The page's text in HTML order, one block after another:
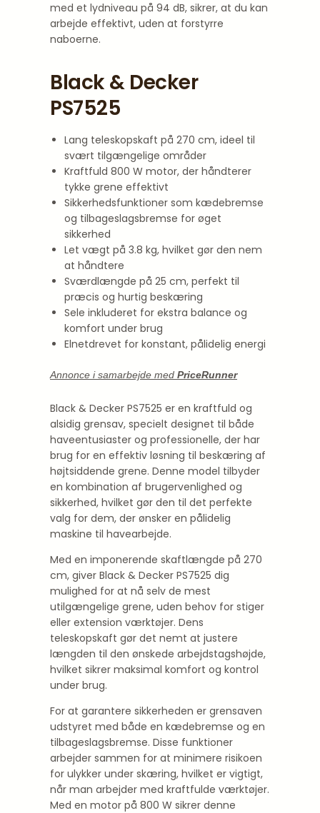
med et lydniveau på 94 dB, sikrer, at du kan
arbejde effektivt, uden at forstyrre
naboerne.
Black & Decker
PS7525
Lang teleskopskaft på 270 cm, ideel til
svært tilgængelige områder
Kraftfuld 800 W motor, der håndterer
tykke grene effektivt
Sikkerhedsfunktioner som kædebremse
og tilbageslagsbremse for øget
sikkerhed
Let vægt på 3.8 kg, hvilket gør den nem
at håndtere
Sværdlængde på 25 cm, perfekt til
præcis og hurtig beskæring
Sele inkluderet for ekstra balance og
komfort under brug
Elnetdrevet for konstant, pålidelig energi
Annonce i samarbejde med PriceRunner
Black & Decker PS7525 er en kraftfuld og
alsidig grensav, specielt designet til både
haveentusiaster og professionelle, der har
brug for en effektiv løsning til beskæring af
højtsiddende grene. Denne model tilbyder
en kombination af brugervenlighed og
sikkerhed, hvilket gør den til det perfekte
valg for dem, der ønsker en pålidelig
maskine til havearbejde.
Med en imponerende skaftlængde på 270
cm, giver Black & Decker PS7525 dig
mulighed for at nå selv de mest
utilgængelige grene, uden behov for stiger
eller extension værktøjer. Dens
teleskopskaft gør det nemt at justere
længden til den ønskede arbejdstagshøjde,
hvilket sikrer maksimal komfort og kontrol
under brug.
For at garantere sikkerheden er grensaven
udstyret med både en kædebremse og en
tilbageslagsbremse. Disse funktioner
arbejder sammen for at minimere risikoen
for ulykker under skæring, hvilket er vigtigt,
når man arbejder med kraftfulde værktøjer.
Med en motor på 800 W sikrer denne